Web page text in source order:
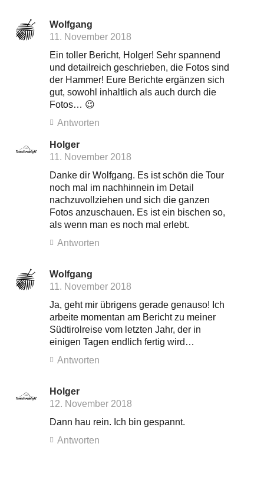
Wolfgang
11. November 2018
Ein toller Bericht, Holger! Sehr spannend
und detailreich geschrieben, die Fotos sind
der Hammer! Eure Berichte ergänzen sich
gut, sowohl inhaltlich als auch durch die
Fotos… 😉
Antworten
Holger
11. November 2018
Danke dir Wolfgang. Es ist schön die Tour
noch mal im nachhinnein im Detail
nachzuvollziehen und sich die ganzen
Fotos anzuschauen. Es ist ein bischen so,
als wenn man es noch mal erlebt.
Antworten
Wolfgang
11. November 2018
Ja, geht mir übrigens gerade genauso! Ich
arbeite momentan am Bericht zu meiner
Südtirolreise vom letzten Jahr, der in
einigen Tagen endlich fertig wird…
Antworten
Holger
12. November 2018
Dann hau rein. Ich bin gespannt.
Antworten